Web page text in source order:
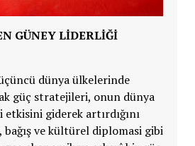
GÜNEY LİDERLİĞİ
dünya ülkelerinde
güç stratejileri, onun dünya
giderek artırdığını
ve kültürel diplomasi gibi